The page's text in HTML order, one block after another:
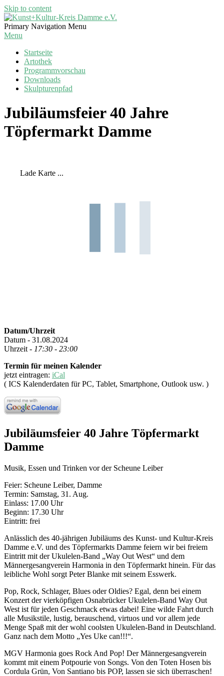
Skip to content
Kunst+Kultur-
Kreis
Primary Navigation Menu
Menu
Startseite
Artothek
Programmvorschau
Downloads
Skulpturenpfad
Jubiläumsfeier 40 Jahre
Töpfermarkt Damme
Lade Karte ...
Datum/Uhrzeit
Datum - 31.08.2024
Uhrzeit - 17:30 - 23:00
Termin für meinen Kalender
jetzt eintragen: iCal
( ICS Kalenderdaten für PC, Tablet, Smartphone, Outlook usw. )
Jubiläumsfeier 40 Jahre Töpfermarkt
Damme
Musik, Essen und Trinken vor der Scheune Leiber
Feier: Scheune Leiber, Damme
Termin: Samstag, 31. Aug.
Einlass: 17.00 Uhr
Beginn: 17.30 Uhr
Eintritt: frei
Anlässlich des 40-jährigen Jubiläums des Kunst- und Kultur-Kreis
Damme e.V. und des Töpfermarkts Damme feiern wir bei freiem
Eintritt mit der Ukulelen-Band „Way Out West“ und dem
Männergesangverein Harmonia in den Töpfermarkt hinein. Für das
leibliche Wohl sorgt Peter Blanke mit seinem Esswerk.
Pop, Rock, Schlager, Blues oder Oldies? Egal, denn bei einem
Konzert der vierköpfigen Osnabrücker Ukulelen-Band Way Out
West ist für jeden Geschmack etwas dabei! Eine wilde Fahrt durch
alle Musikstile, lustig, berauschend, virtuos und vor allem jede
Menge Spaß mit der wohl coolsten Ukulelen-Band in Deutschland.
Ganz nach dem Motto „Yes Uke can!!!“.
MGV Harmonia goes Rock And Pop! Der Männergesangverein
kommt mit einem Potpourie von Songs. Von den Toten Hosen bis
Cordula Grün, Von Santiano bis POP, lassen sie sich überraschen!